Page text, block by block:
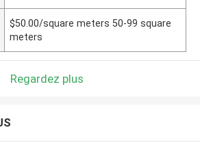
$50.00/square meters 50-99 square
meters
Regardez plus